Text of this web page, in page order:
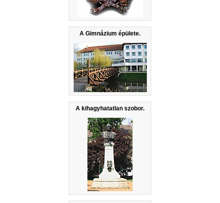
A Gimnázium épülete.
A kihagyhatatlan szobor.